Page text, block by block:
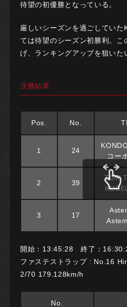
待望の初優勝となっている。
厳しいシーズンを過ごしてい
ては待望のシーズン初勝利。こ
げ、ランキングアップを狙いた
決勝結果
Pos. No.
1 24
コー
2 39
TGR
3 17
開始：13:45:28 終了：
ファステストラップ : No.16
2/70 179.128km/h
No.